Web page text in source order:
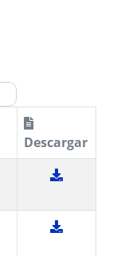
Descargar